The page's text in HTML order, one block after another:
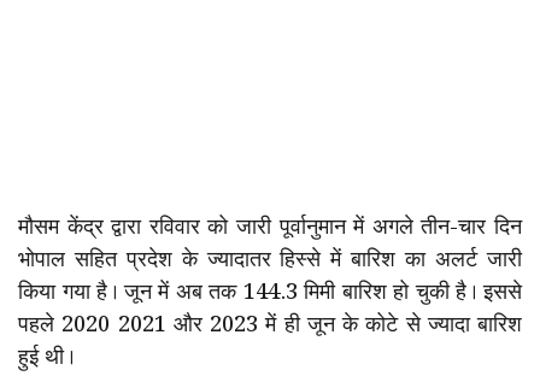
मौसम केंद्र द्वारा रविवार को जारी पूर्वानुमान में अगले तीन-चार दिन
भोपाल सहित प्रदेश के ज्यादातर हिस्से में बारिश का अलर्ट जारी
किया गया है। जून में अब तक 144.3 मिमी बारिश हो चुकी है। इससे
पहले 2020 2021 और 2023 में ही जून के कोटे से ज्यादा बारिश
हुई थी।